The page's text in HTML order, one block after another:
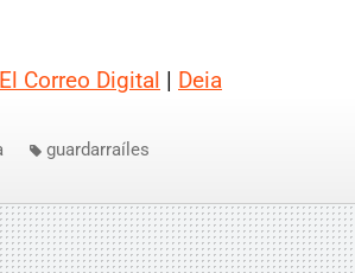
El Correo Digital | Deia
guardarraíles